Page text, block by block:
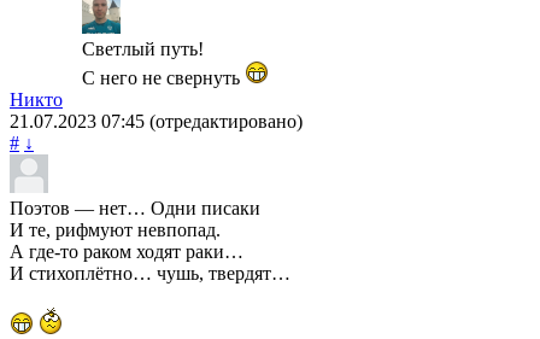
Светлый путь!
С него не свернуть
Никто
21.07.2023 07:45 (отредактировано)
# ↓
Поэтов — нет… Одни писаки
И те, рифмуют невпопад.
А где-то раком ходят раки…
И стихоплëтно… чушь, твердят…